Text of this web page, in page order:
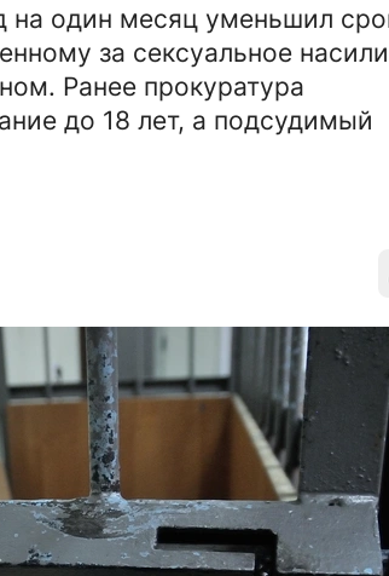
на один месяц уменьшил
за сексуальное
Ранее прокуратура
до 18 лет, а подсудимый